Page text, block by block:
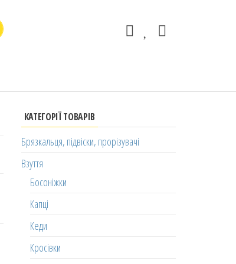
КАТЕГОРІЇ ТОВАРІВ
Брязкальця, підвіски, прорізувачі
Взуття
Босоніжки
Капці
Кеди
Кросівки